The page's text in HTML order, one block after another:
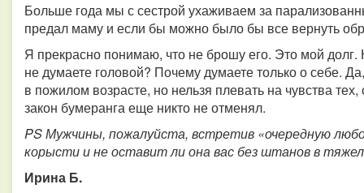
Больше года мы с сестрой ухаживаем за
предал маму и если бы можно было бы все вернуть
Я прекрасно понимаю, что не брошу его. Это мой
не думаете головой? Почему думаете только о себе.
в пожилом возрасте, но нельзя плевать на чувства
закон бумеранга еще никто не отменял.
PS Мужчины, пожалуйста, встретив «очередную
корысти и не оставит ли она вас без штанов в
Ирина Б.